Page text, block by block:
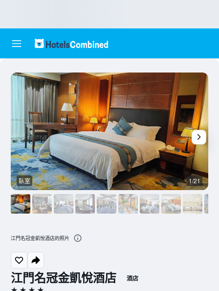
江門名冠金凱悅酒店 酒店
臥室 1/21
江門名冠金凱悅酒店的照片